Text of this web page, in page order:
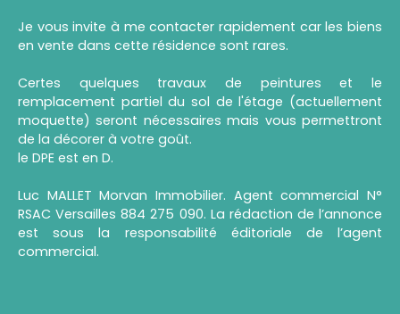
Je vous invite à me contacter rapidement car les biens
en vente dans cette résidence sont rares.
Certes quelques travaux de peintures et le
remplacement partiel du sol de l'étage (actuellement
moquette) seront nécessaires mais vous permettront
de la décorer à votre goût.
le DPE est en D.
Luc MALLET Morvan Immobilier. Agent commercial N°
RSAC Versailles 884 275 090. La rédaction de l’annonce
est sous la responsabilité éditoriale de l’agent
commercial.